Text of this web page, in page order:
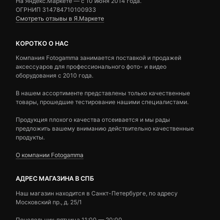
ОГРНИП 314784710100933
Смотреть отзывы в Я.Маркете
КОРОТКО О НАС
Компания Fotogamma занимается поставкой и продажей
аксессуаров для профессионального фото- и видео
оборудования с 2010 года.
В нашем ассортименте представлены только качественные
товары, прошедшие тестирование нашими специалистами.
Продукция плохого качества отсеивается и мы рады
предложить вашему вниманию действительно качественные
продукты.
О компании Fotogamma
АДРЕС МАГАЗИНА В СПБ
Наш магазин находится в Санкт-Петербурге, по адресу
Московский пр., д. 25/1